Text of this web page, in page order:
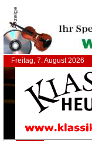
Anzeige
Freitag, 7. August 2026